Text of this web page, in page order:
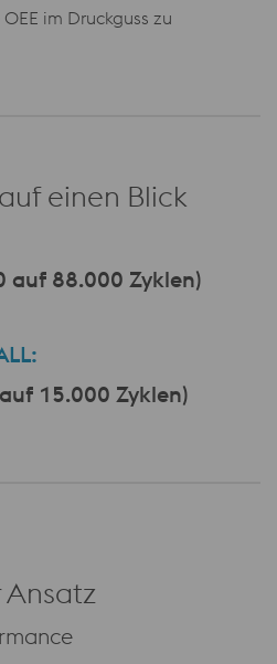
im Druckguss zu
einen Blick
auf 88.000 Zyklen)
15.000 Zyklen)